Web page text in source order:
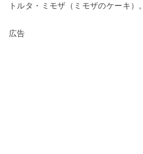
トルタ・ミモザ（ミモザのケーキ）。
広告